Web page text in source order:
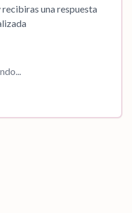
una respuesta